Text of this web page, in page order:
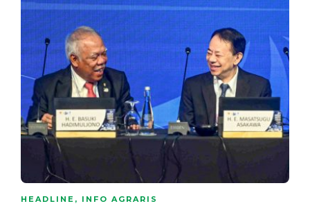
HEADLINE , INFO AGRARIS